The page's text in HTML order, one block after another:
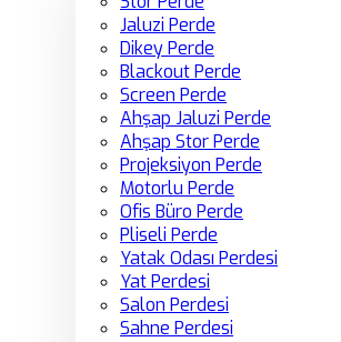
Jaluzi Perde
Dikey Perde
Blackout Perde
Screen Perde
Ahşap Jaluzi Perde
Ahşap Stor Perde
Projeksiyon Perde
Motorlu Perde
Ofis Büro Perde
Pliseli Perde
Yatak Odası Perdesi
Yat Perdesi
Salon Perdesi
Sahne Perdesi